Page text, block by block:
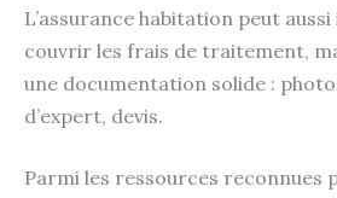
L’assurance habitation peut
couvrir les frais de traitement,
une documentation solide :
d’expert, devis.
Parmi les ressources reconnues